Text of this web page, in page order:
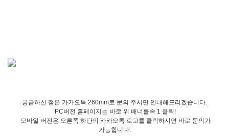
궁금하신 점은 카카오톡 260mm로 문의 주시면 안내해드리겠습니다.
PC버전 홈페이지는 바로 위 배너를속 1 클릭!
모바일 버전은 오른쪽 하단의 카카오톡 로고를 클릭하시면 바로 문의가
가능합니다.